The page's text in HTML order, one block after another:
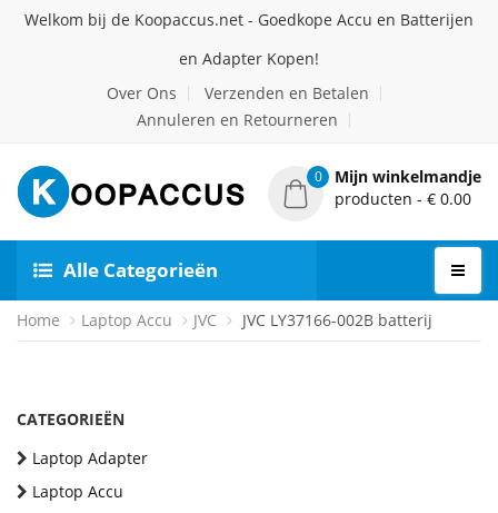
Welkom bij de Koopaccus.net - Goedkope Accu en Batterijen
en Adapter Kopen!
Over Ons
Verzenden en Betalen
Annuleren en Retourneren
0
Mijn winkelmandje
producten - € 0.00
Alle Categorieën
Home Laptop Accu JVC JVC LY37166-002B batterij
CATEGORIEËN
Laptop Adapter
Laptop Accu